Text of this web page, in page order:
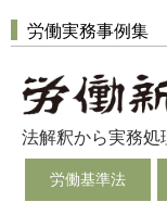
労働実務事例集
法解釈から実務処
労働基準法